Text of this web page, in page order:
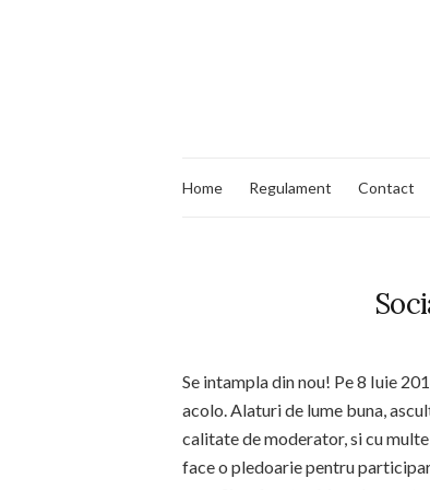
Home Regulament Contact
Se intampla din nou! Pe 8 Iuie
acolo. Alaturi de lume buna,
calitate de moderator, si cu
face o pledoarie pentru